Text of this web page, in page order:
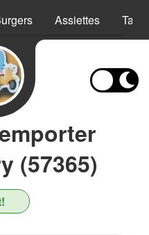
Assiettes
(57365)